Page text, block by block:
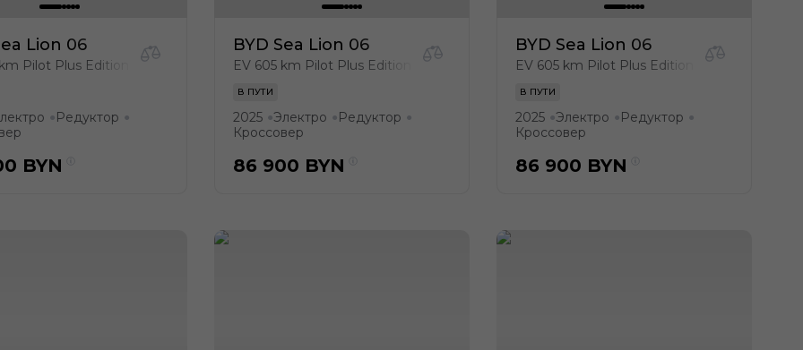
Lion 06
Pilot Plus Edition
● Редуктор ●
BYN
BYD Sea Lion 06
EV 605 km Pilot Plus Edition
В ПУТИ
2025 ●Электро ● Редуктор ●
Кроссовер
86 900 BYN
BYD Sea Lion 06
EV 605 km Pilot Plus Edition
В ПУТИ
2025 ●Электро ● Редуктор ●
Кроссовер
86 900 BYN